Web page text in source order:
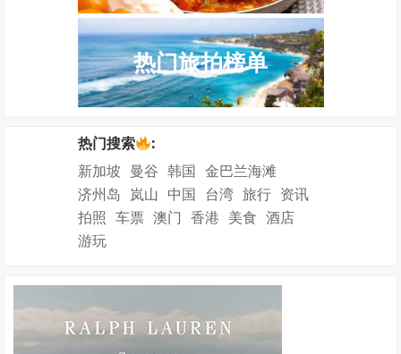
热门旅拍榜单
热门搜索
:
新加坡 曼谷 韩国 金巴兰海滩
济州岛 岚山 中国 台湾 旅行 资讯
拍照 车票 澳门 香港 美食 酒店
游玩